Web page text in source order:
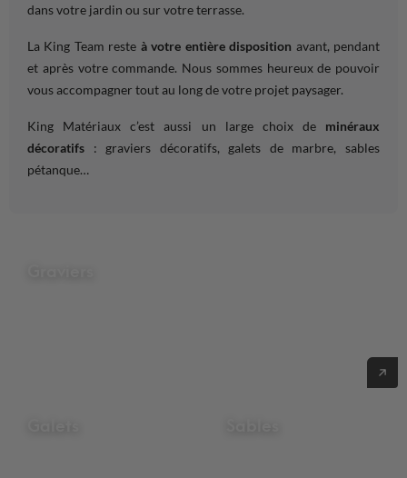
dans votre jardin ou sur votre terrasse.
La King Team reste à votre entière disposition avant, pendant
et après votre commande. Nous sommes heureux de pouvoir
vous accompagner tout au long de votre projet paysager.
King Matériaux c’est aussi un large choix de minéraux
décoratifs : graviers décoratifs, galets de marbre, sables
pétanque…